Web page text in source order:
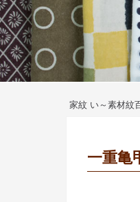
プ
家紋 い～素材紋
一重亀